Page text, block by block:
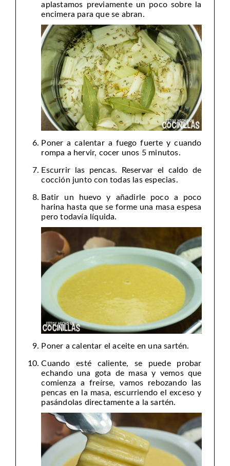
aplastamos previamente un poco sobre la
encimera para que se abran.
Poner a calentar a fuego fuerte y cuando
rompa a hervir, cocer unos 5 minutos.
Escurrir las pencas. Reservar el caldo de
cocción junto con todas las especias.
Batir un huevo y añadirle poco a poco
harina hasta que se forme una masa espesa
pero todavía líquida.
Poner a calentar el aceite en una sartén.
Cuando esté caliente, se puede probar
echando una gota de masa y vemos que
comienza a freírse, vamos rebozando las
pencas en la masa, escurriendo el exceso y
pasándolas directamente a la sartén.